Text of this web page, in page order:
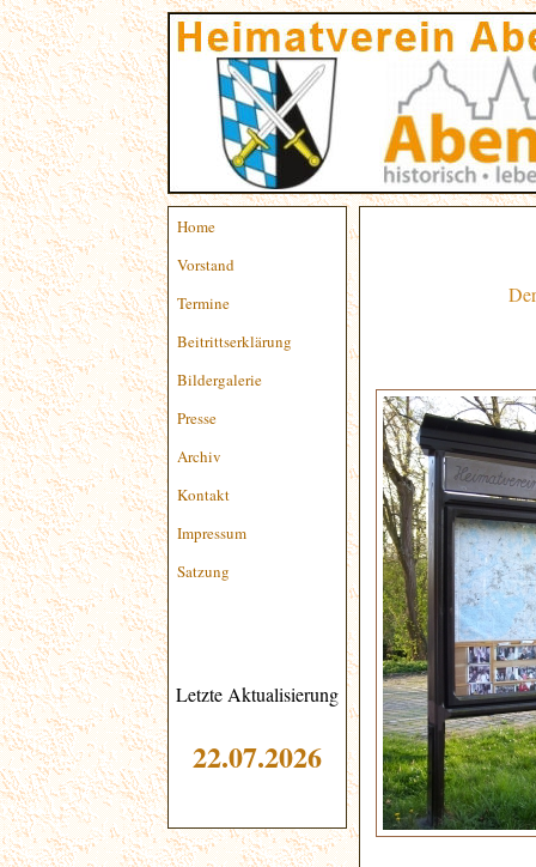
Home
Vorstand
Termine
Beitrittserklärung
Bildergalerie
Presse
Archiv
Kontakt
Impressum
Satzung
Letzte Aktualisierung
22.07.2026
Der